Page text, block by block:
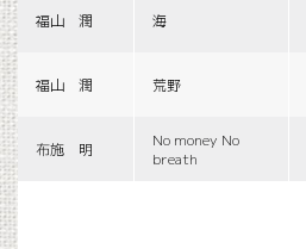
福山 潤 海
福山 潤 荒野
布施 明
No money No
breath